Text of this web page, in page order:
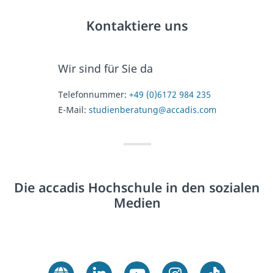
Kontaktiere uns
Wir sind für Sie da
Telefonnummer: +49 (0)6172 984 235
E-Mail: studienberatung@accadis.com
Die accadis Hochschule in den sozialen
Medien